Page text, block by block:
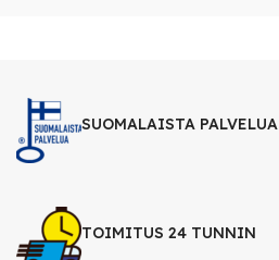
SUOMALAISTA PALVELUA
TOIMITUS 24 TUNNIN